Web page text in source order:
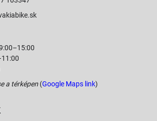
a térképen (Google Maps link)